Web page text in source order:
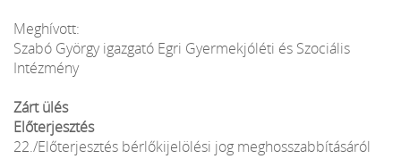
Meghívott:
Szabó György igazgató Egri Gyermekjóléti és Szociális
Intézmény
Zárt ülés
Előterjesztés
22./Előterjesztés bérlőkijelölési jog meghosszabbításáról